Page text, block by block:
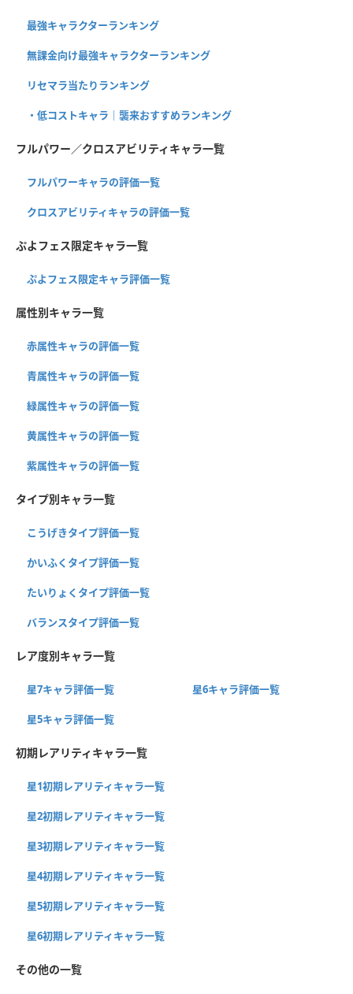
最強キャラクターランキング
無課金向け最強キャラクターランキング
リセマラ当たりランキング
・低コストキャラ｜襲来おすすめランキング
フルパワー／クロスアビリティキャラ一覧
フルパワーキャラの評価一覧
クロスアビリティキャラの評価一覧
ぷよフェス限定キャラ一覧
ぷよフェス限定キャラ評価一覧
属性別キャラ一覧
赤属性キャラの評価一覧
青属性キャラの評価一覧
緑属性キャラの評価一覧
黄属性キャラの評価一覧
紫属性キャラの評価一覧
タイプ別キャラ一覧
こうげきタイプ評価一覧
かいふくタイプ評価一覧
たいりょくタイプ評価一覧
バランスタイプ評価一覧
レア度別キャラ一覧
星7キャラ評価一覧 星6キャラ評価一覧
星5キャラ評価一覧
初期レアリティキャラ一覧
星1初期レアリティキャラ一覧
星2初期レアリティキャラ一覧
星3初期レアリティキャラ一覧
星4初期レアリティキャラ一覧
星5初期レアリティキャラ一覧
星6初期レアリティキャラ一覧
その他の一覧